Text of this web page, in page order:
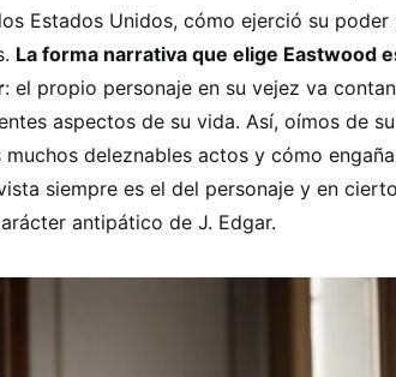
Estados Unidos, cómo ejerció su poder
La forma narrativa que elige Eastwood
: el propio personaje en su vejez va
aspectos de su vida. Así, oímos de su
deleznables actos y cómo
siempre es el del personaje y en cierto
antipático de J. Edgar.